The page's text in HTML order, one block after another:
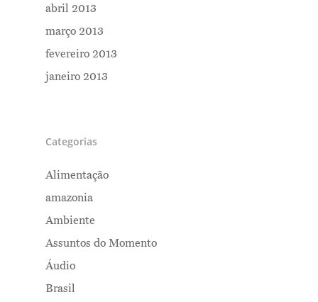
abril 2013
março 2013
fevereiro 2013
janeiro 2013
Categorias
Alimentação
amazonia
Ambiente
Assuntos do Momento
Áudio
Brasil